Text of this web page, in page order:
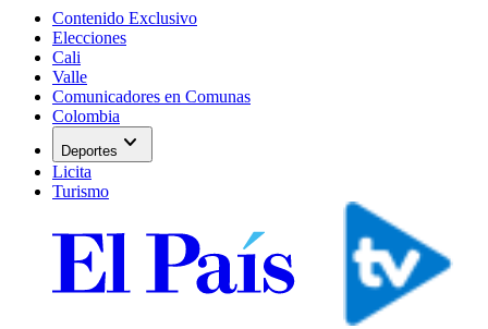
Contenido Exclusivo
Elecciones
Cali
Valle
Comunicadores en Comunas
Colombia
Deportes expand_more
Licita
Turismo